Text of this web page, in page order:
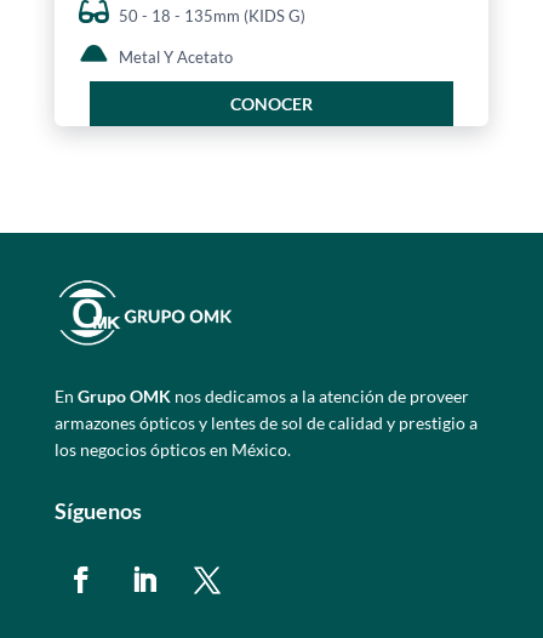
50 - 18 - 135mm (KIDS G)
Metal Y Acetato
CONOCER
En Grupo OMKnos dedicamos a la atención de proveer
armazones ópticos y lentes de sol de calidad y prestigio a
los negocios ópticos en México.
Síguenos